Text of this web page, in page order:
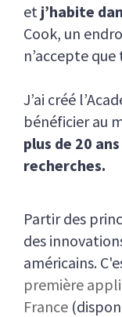
et j’habite
Cook, un
n’accepte
J’ai créé
bénéficier au
plus de 20
recherches.
Partir des
des
américains.
première
France